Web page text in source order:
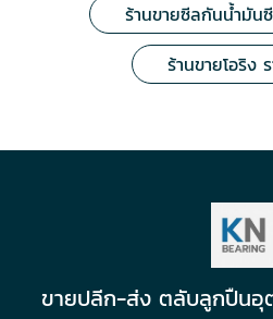
ร้านขายซีลกันน้ำมัน
ร้านขายโอริง
ขายปลีก-ส่ง ตลับลูกปืนอุ